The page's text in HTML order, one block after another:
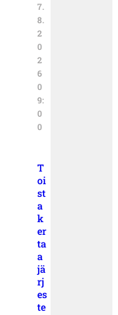
7.
8.
2
0
2
6
0
9:
0
0
T
oi
st
a
k
er
ta
a
jä
rj
es
te